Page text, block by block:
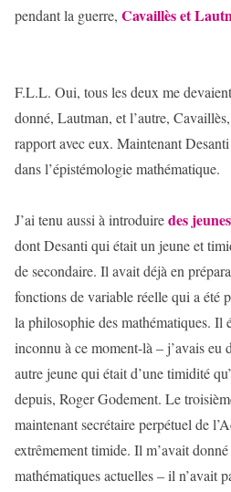
pendant la guerre, Cavaillès et
F.L.L. Oui, tous les deux me
donné, Lautman, et l’autre,
rapport avec eux. Maintenant
dans l’épistémologie mathématique.
J’ai tenu aussi à introduiredes jeunes
dont Desanti qui était un jeune et
de secondaire. Il avait déjà en
fonctions de variable réelle qui a été
la philosophie des mathématiques. Il
inconnu à ce moment-là – j’avais eu
autre jeune qui était d’une timidité
depuis, Roger Godement. Le
maintenant secrétaire perpétuel de
extrêmement timide. Il m’avait
mathématiques actuelles – il n’avait